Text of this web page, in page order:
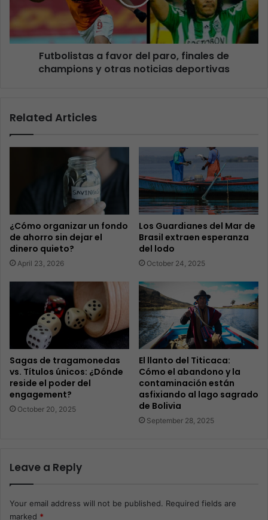
Futbolistas a favor del paro, finales de
champions y otras noticias deportivas
Related Articles
¿Cómo organizar un fondo
de ahorro sin dejar el
dinero quieto?
April 23, 2026
Los Guardianes del Mar de
Brasil extraen esperanza
del lodo
October 24, 2025
Sagas de tragamonedas
vs. Títulos únicos: ¿Dónde
reside el poder del
engagement?
October 20, 2025
El llanto del Titicaca:
Cómo el abandono y la
contaminación están
asfixiando al lago sagrado
de Bolivia
September 28, 2025
Leave a Reply
Your email address will not be published. Required fields are
marked *